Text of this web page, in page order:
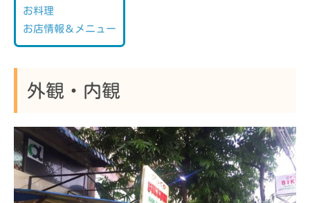
お料理
お店情報＆メニュー
外観・内観